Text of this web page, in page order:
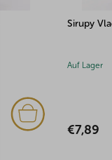
Sirupy
Auf Lager
€7,89